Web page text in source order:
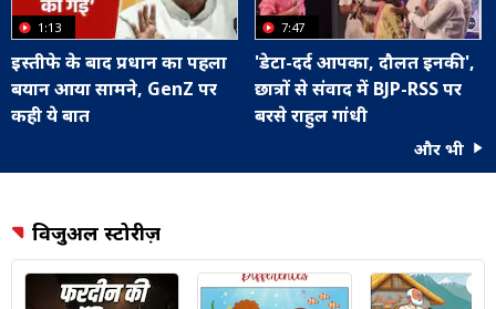
1:13
इस्तीफे के बाद प्रधान का पहला
बयान आया सामने, GenZ पर
कही ये बात
7:47
'डेटा-दर्द आपका, दौलत इनकी',
छात्रों से संवाद में BJP-RSS पर
बरसे राहुल गांधी
और भी
विजुअल स्टोरीज़